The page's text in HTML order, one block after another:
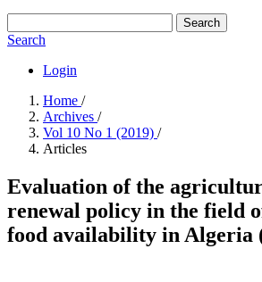
Search
Search
Login
Home /
Archives /
Vol 10 No 1 (2019) /
Articles
Evaluation of the
renewal policy in the field
food availability in Algeria